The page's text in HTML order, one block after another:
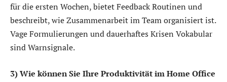
für die ersten Wochen, bietet Feedback Routinen und
beschreibt, wie Zusammenarbeit im Team organisiert ist.
Vage Formulierungen und dauerhaftes Krisen Vokabular
sind Warnsignale.
3) Wie können Sie Ihre Produktivität im Home Office